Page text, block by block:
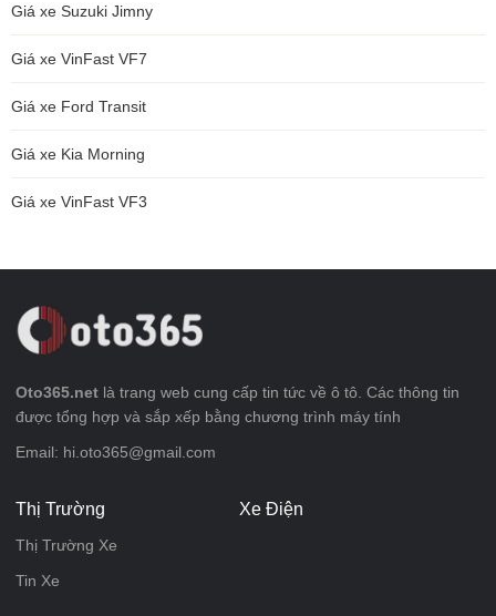
Giá xe Suzuki Jimny
Giá xe VinFast VF7
Giá xe Ford Transit
Giá xe Kia Morning
Giá xe VinFast VF3
Oto365.net là trang web cung cấp tin tức về ô tô. Các thông tin
được tổng hợp và sắp xếp bằng chương trình máy tính
Email: hi.oto365@gmail.com
Thị Trường
Thị Trường Xe
Tin Xe
Xe Điện